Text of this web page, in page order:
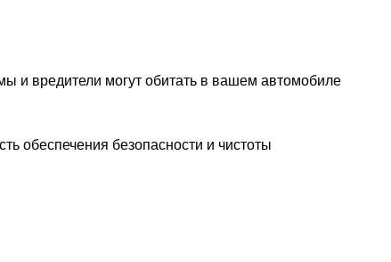
и вредители могут обитать в вашем автомобиле
обеспечения безопасности и чистоты